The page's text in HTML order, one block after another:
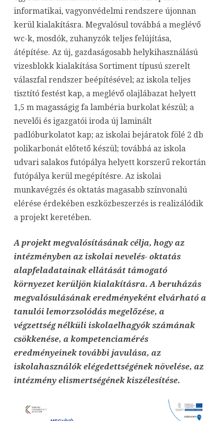
informatikai, vagyonvédelmi rendszere újonnan
kerül kialakításra. Megvalósul továbbá a meglévő
wc-k, mosdók, zuhanyzók teljes felújítása,
átépítése. Az új, gazdaságosabb helykihasználású
vizesblokk kialakítása Sortiment típusú szerelt
válaszfal rendszer beépítésével; az iskola teljes
tisztító festést kap, a meglévő olajlábazat helyett
1,5 m magasságig fa lambéria burkolat készül; a
nevelői és igazgatói iroda új laminált
padlóburkolatot kap; az iskolai bejáratok fölé 2 db
polikarbonát előtető készül; továbbá az iskola
udvari salakos futópálya helyett korszerű rekortán
futópálya kerül megépítésre. Az iskolai
munkavégzés és oktatás magasabb színvonalú
elérése érdekében eszközbeszerzés is realizálódik
a projekt keretében.
A projekt megvalósításának célja, hogy az
intézményben az iskolai nevelés- oktatás
alapfeladatainak ellátását támogató
környezet kerüljön kialakításra. A beruházás
megvalósulásának eredményeként elvárható a
tanulói lemorzsolódás megelőzése, a
végzettség nélküli iskolaelhagyók számának
csökkenése, a kompetenciamérés
eredményeinek további javulása, az
iskolahasználók elégedettségének növelése, az
intézmény elismertségének kiszélesítése.